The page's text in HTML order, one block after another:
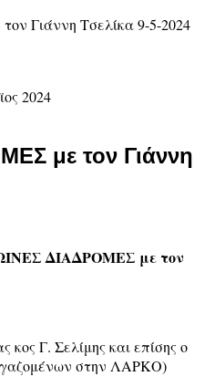
2024
με τον Γιάννη
ΔΙΑΔΡΟΜΕΣ με τον
κος Γ. Σελίμης και επίσης ο
στην ΛΑΡΚΟ)